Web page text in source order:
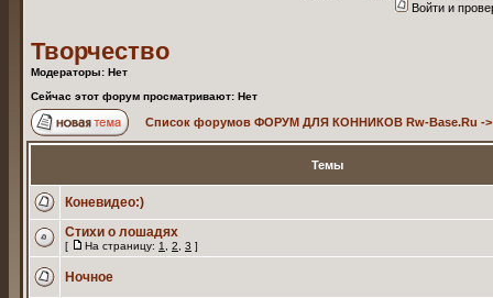
Войти и
Творчество
Модераторы: Нет
Сейчас этот форум просматривают: Нет
Список форумов ФОРУМ ДЛЯ КОННИКОВ Rw-Base.Ru -
Темы
Коневидео:)
Стихи о лошадях
[ На страницу: 1 2 3 ]
Ночное